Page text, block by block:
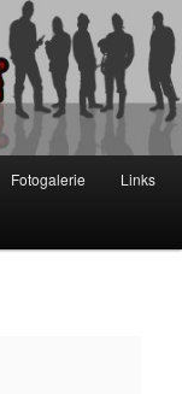
Fotogalerie Links